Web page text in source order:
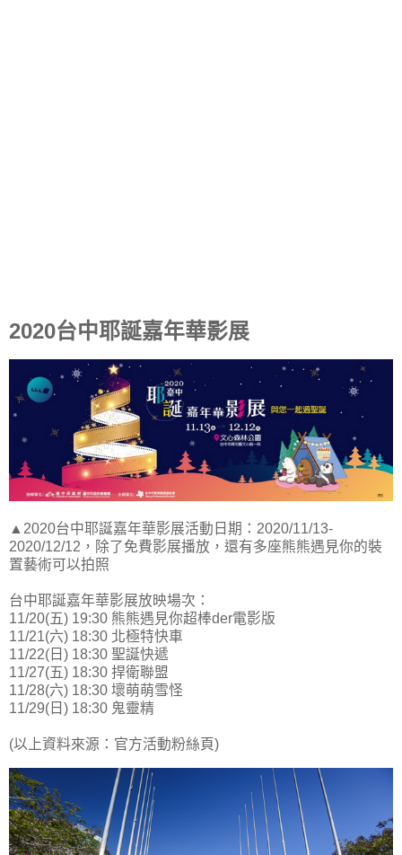
2020台中耶誕嘉年華影展
▲2020台中耶誕嘉年華影展活動日期：2020/11/13-
2020/12/12，除了免費影展播放，還有多座熊熊遇見你的裝
置藝術可以拍照
台中耶誕嘉年華影展放映場次：
11/20(五) 19:30 熊熊遇見你超棒der電影版
11/21(六) 18:30 北極特快車
11/22(日) 18:30 聖誕快遞
11/27(五) 18:30 捍衛聯盟
11/28(六) 18:30 壞萌萌雪怪
11/29(日) 18:30 鬼靈精
(以上資料來源：官方活動粉絲頁)